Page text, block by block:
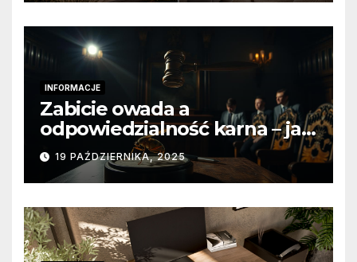
INFORMACJE
Zabicie owada a
odpowiedzialność karna – jak
wygląda to w praktyce?
19 PAŹDZIERNIKA, 2025